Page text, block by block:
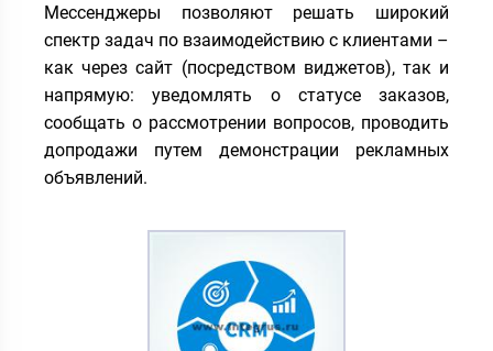
Мессенджеры позволяют решать широкий
спектр задач по взаимодействию с клиентами –
как через сайт (посредством виджетов), так и
напрямую: уведомлять о статусе заказов,
сообщать о рассмотрении вопросов, проводить
допродажи путем демонстрации рекламных
объявлений.